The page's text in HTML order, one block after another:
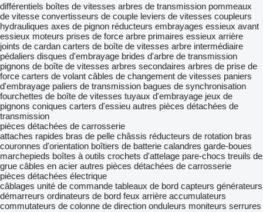
différentiels boîtes de vitesses arbres de transmission pommeaux
de vitesse convertisseurs de couple leviers de vitesses coupleurs
hydrauliques axes de pignon réducteurs embrayages essieux avant
essieux moteurs prises de force arbre primaires essieux arrière
joints de cardan carters de boîte de vitesses arbre intermédiaire
pédaliers disques d'embrayage brides d'arbre de transmission
pignons de boîte de vitesses arbres secondaires arbres de prise de
force carters de volant câbles de changement de vitesses paniers
d'embrayage paliers de transmission bagues de synchronisation
fourchettes de boîte de vitesses tuyaux d'embrayage jeux de
pignons coniques carters d'essieu autres pièces détachées de
transmission
pièces détachées de carrosserie
attaches rapides bras de pelle châssis réducteurs de rotation bras
couronnes d'orientation boîtiers de batterie calandres garde-boues
marchepieds boîtes à outils crochets d'attelage pare-chocs treuils de
grue câbles en acier autres pièces détachées de carrosserie
pièces détachées électrique
câblages unité de commande tableaux de bord capteurs générateurs
démarreurs ordinateurs de bord feux arrière accumulateurs
commutateurs de colonne de direction onduleurs moniteurs serrures